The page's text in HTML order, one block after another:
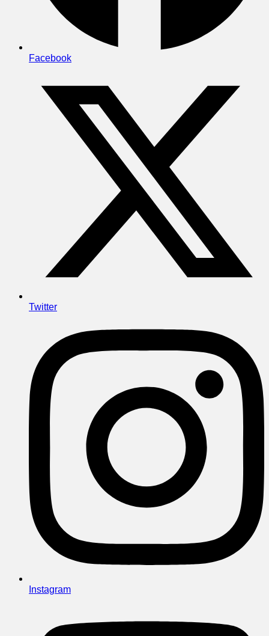
Facebook
Twitter
Instagram